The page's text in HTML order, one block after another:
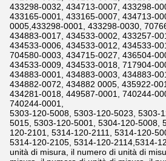
433298-0032, 434713-0007, 433298-
433165-0001, 433165-0007, 434713-
0005,433298-0001, 433298-0030,
434883-0017, 434533-0002, 433257-
434533-0006, 434533-0012, 434533-
704580-0003, 434715-0027, 436504-
434533-0009, 434533-0018, 717904-
434883-0001, 434883-0003, 434883-
434882-0072, 434882 0005, 435922-
434281-0018, 449587-0001, 740244-
740244-0001,
5303-120-5008, 5303-120-5023, 5303-
5015, 5303-120-5001, 5304-120-5008,
120-2101, 5314-120-2111, 5314-120-
5314-120-2105, 5314-120-2114,5314-
unità di misura, il numero di unità di